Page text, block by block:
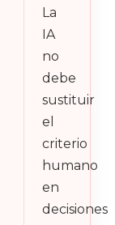
La
IA
no
debe
sustituir
el
criterio
humano
en
decisiones